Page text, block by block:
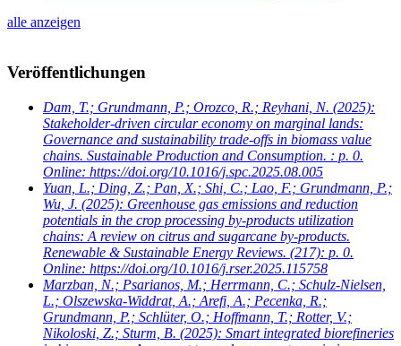
alle anzeigen
Veröffentlichungen
Dam, T.; Grundmann, P.; Orozco, R.; Reyhani, N. (2025):
Stakeholder-driven circular economy on marginal lands:
Governance and sustainability trade-offs in biomass value
chains. Sustainable Production and Consumption. : p. 0.
Online: https://doi.org/10.1016/j.spc.2025.08.005
Yuan, L.; Ding, Z.; Pan, X.; Shi, C.; Lao, F.; Grundmann, P.;
Wu, J. (2025): Greenhouse gas emissions and reduction
potentials in the crop processing by-products utilization
chains: A review on citrus and sugarcane by-products.
Renewable & Sustainable Energy Reviews. (217): p. 0.
Online: https://doi.org/10.1016/j.rser.2025.115758
Marzban, N.; Psarianos, M.; Herrmann, C.; Schulz-Nielsen,
L.; Olszewska-Widdrat, A.; Arefi, A.; Pecenka, R.;
Grundmann, P.; Schlüter, O.; Hoffmann, T.; Rotter, V.;
Nikoloski, Z.; Sturm, B. (2025): Smart integrated biorefineries